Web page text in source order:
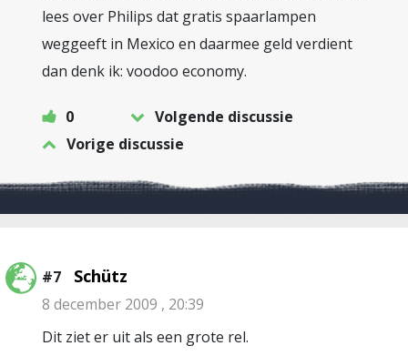
lees over Philips dat gratis spaarlampen
weggeeft in Mexico en daarmee geld verdient
dan denk ik: voodoo economy.
0
Volgende discussie
Vorige discussie
#7 Schütz
8 december 2009 , 20:39
Dit ziet er uit als een grote rel.